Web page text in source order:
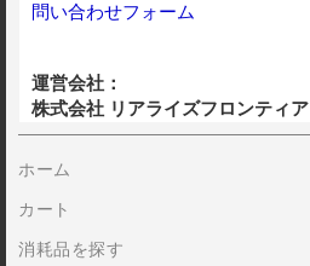
問い合わせフォーム
運営会社：
株式会社 リアライズフロンティア
ホーム
カート
消耗品を探す